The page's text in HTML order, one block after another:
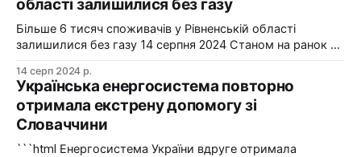
2024-2025 роки. Фото: "Харківобленерго" "АТ
"Харківобленерго&
області залишилися без газу
Більше 6 тисяч споживачів у Рівненській області
залишилися без газу 14 серпня 2024 Станом на ранок 14
області залишилися без газопостачання через
технологічні проблеми. Фото: Рівнегаз Також, в
Сумській області в одному з населених пунктів в
результаті удару керованою авіабомбою пошкоджено
сталевий
14 серп 2024 р.
Українська енергосистема повторно
отримала екстрену допомогу зі
Словаччини
```html Енергосистема України вдруге отримала